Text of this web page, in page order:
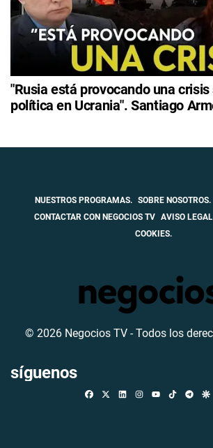
"Rusia está provocando una
política en Ucrania". Santiago
NUESTROS PROGRAMAS. SOBRE NOSOTROS.
CONTACTAR CON NEGOCIOS TV AVISO
COOKIES.
© 2026 Negocios TV - Todos los
síguenos
FacebookLinkedinInstagramTikTok